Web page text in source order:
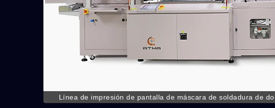
Línea de impresión de pantalla de máscara de soldadura de